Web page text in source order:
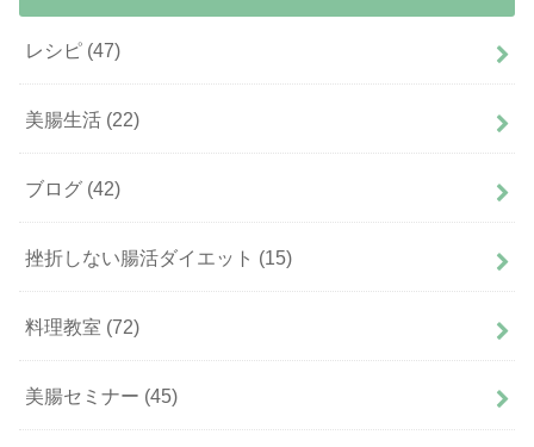
レシピ (47)
美腸生活 (22)
ブログ (42)
挫折しない腸活ダイエット (15)
料理教室 (72)
美腸セミナー (45)